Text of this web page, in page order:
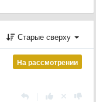
Старые сверху
На рассмотрении